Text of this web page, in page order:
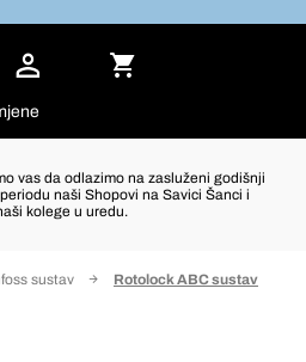
vas da odlazimo na zasluženi godišnji
naši Shopovi na Savici Šanci i
kolege u uredu.
sustav Rotolock ABC sustav